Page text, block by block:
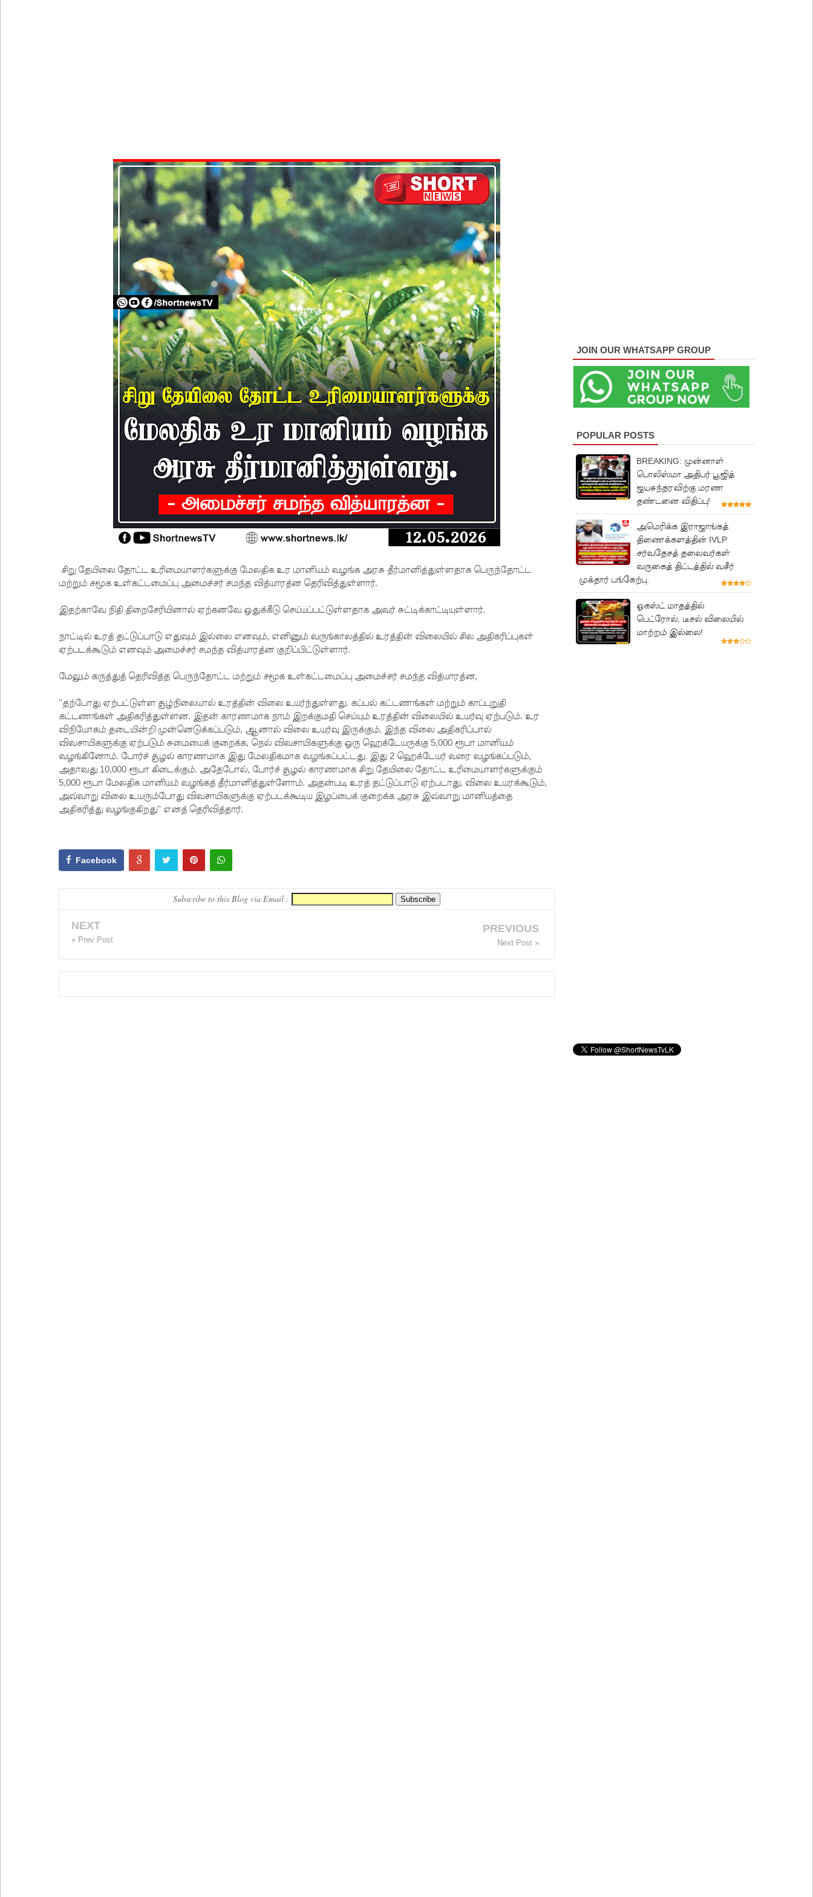
ஓகஸ்ட் மாதத்திற்கான லிட்ரோ எரிவாயு விலையில் மாற்றமில்லை!
சிறு தேயிலை தோட்ட உரிமையாளர்களுக்கு மேலதிக உர மானியம் வழங்க அரசு தீர்மானித்துள்ளதாக பெருந்தோட்ட
மற்றும் சமூக உள்கட்டமைப்பு அமைச்சர் சமந்த வித்யாரத்ன தெரிவித்துள்ளார்.
இதற்காவே நிதி திறைசேரியினால் ஏற்கனவே ஒதுக்கீடு செய்யப்பட்டுள்ளதாக அவர் சுட்டிக்காட்டியுள்ளார்.
நாட்டில் உரத் தட்டுப்பாடு எதுவும் இல்லை எனவும், எனினும் வருங்காலத்தில் உரத்தின் விலையில் சில அதிகரிப்புகள்
ஏற்படக்கூடும் எனவும் அமைச்சர் சமந்த வித்யாரத்ன குறிப்பிட்டுள்ளார்.
மேலும் கருத்துத் தெரிவித்த பெருந்தோட்ட மற்றும் சமூக உள்கட்டமைப்பு அமைச்சர் சமந்த வித்யாரத்ன,
''தற்போது ஏற்பட்டுள்ள சூழ்நிலையால் உரத்தின் விலை உயர்ந்துள்ளது. கப்பல் கட்டணங்கள் மற்றும் காப்புறுதி
கட்டணங்கள் அதிகரித்துள்ளன. இதன் காரணமாக நாம் இறக்குமதி செய்யும் உரத்தின் விலையில் உயர்வு ஏற்படும். உர
விநியோகம் தடையின்றி முன்னெடுக்கப்படும், ஆனால் விலை உயர்வு இருக்கும். இந்த விலை அதிகரிப்பால்
விவசாயிகளுக்கு ஏற்படும் சுமையைக் குறைக்க, நெல் விவசாயிகளுக்கு ஒரு ஹெக்டேயருக்கு 5,000 ரூபா மானியம்
வழங்கினோம். போர்ச் சூழல் காரணமாக இது மேலதிகமாக வழங்கப்பட்டது. இது 2 ஹெக்டேயர் வரை வழங்கப்படும்,
அதாவது 10,000 ரூபா கிடைக்கும். அதேபோல், போர்ச் சூழல் காரணமாக சிறு தேயிலை தோட்ட உரிமையாளர்களுக்கும்
5,000 ரூபா மேலதிக மானியம் வழங்கத் தீர்மானித்துள்ளோம். அதன்படி உரத் தட்டுப்பாடு ஏற்படாது. விலை உயரக்கூடும்,
அவ்வாறு விலை உயரும்போது விவசாயிகளுக்கு ஏற்படக்கூடிய இழப்பைக் குறைக்க அரசு இவ்வாறு மானியத்தை
அதிகரித்து வழங்குகிறது'' எனத் தெரிவித்தார்.
Facebook
Subscribe to this Blog via Email :
NEXT
« Prev Post
PREVIOUS
Next Post »
JOIN OUR WHATSAPP GROUP
POPULAR POSTS
BREAKING: முன்னாள்
பொலிஸ்மா அதிபர் பூஜித்
ஜயசுந்தரவிற்கு மரண
தண்டனை விதிப்பு!
அமெரிக்க இராஜாங்கத்
திணைக்களத்தின் IVLP
சர்வதேசத் தலைவர்கள்
வருகைத் திட்டத்தில் வசீர்
முக்தார் பங்கேற்பு.
ஓகஸ்ட் மாதத்தில்
பெட்ரோல், டீசல் விலையில்
மாற்றம் இல்லை!